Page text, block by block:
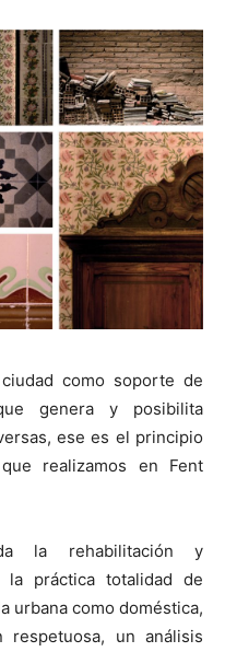
como soporte de
genera y posibilita
ese es el principio
realizamos en Fent
la rehabilitación y
la práctica totalidad de
urbana como doméstica,
respetuosa, un análisis